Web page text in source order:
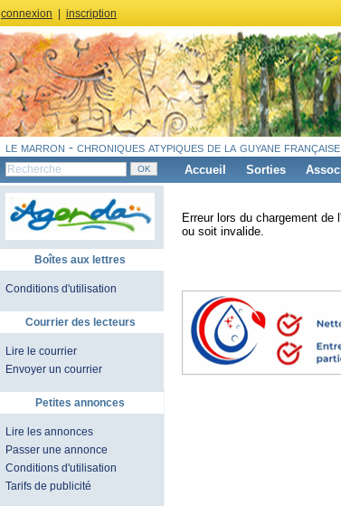
connexion inscription
le marron - chroniques atypiques de la guyane française
Accueil Sorties
Boîtes aux lettres
Conditions d'utilisation
Courrier des lecteurs
Lire le courrier
Envoyer un courrier
Petites annonces
Lire les annonces
Passer une annonce
Conditions d'utilisation
Tarifs de publicité
Erreur lors du chargement
ou soit invalide.